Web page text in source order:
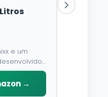
e um
e
do veiculo.
pode
→